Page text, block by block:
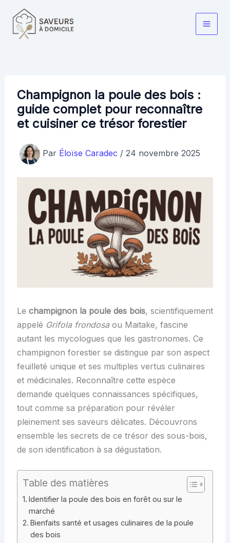
contenu
Main
Champignon la poule des bois :
guide complet pour reconnaître
et cuisiner ce trésor forestier
Par Éloïse Caradec / 24 novembre 2025
Le champignon la poule des bois, scientifiquement
appelé Grifola frondosaou Maitake, fascine
autant les mycologues que les gastronomes. Ce
champignon forestier se distingue par son aspect
feuilleté unique et ses multiples vertus culinaires
et médicinales. Reconnaître cette espèce
demande quelques connaissances spécifiques,
tout comme sa préparation pour révéler
pleinement ses saveurs délicates. Découvrons
ensemble les secrets de ce trésor des sous-bois,
de son identification à sa dégustation.
Table des matières
Identifier la poule des bois en forêt ou sur le
marché
Bienfaits santé et usages culinaires de la poule
des bois